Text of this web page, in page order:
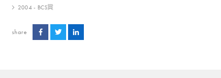
2004 - BCS賞
share